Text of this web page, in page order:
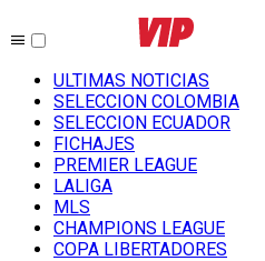
ULTIMAS NOTICIAS
SELECCION COLOMBIA
SELECCION ECUADOR
FICHAJES
PREMIER LEAGUE
LALIGA
MLS
CHAMPIONS LEAGUE
COPA LIBERTADORES